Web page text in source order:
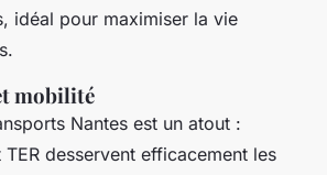
idéal pour maximiser la vie
mobilité
Nantes est un atout :
desservent efficacement les